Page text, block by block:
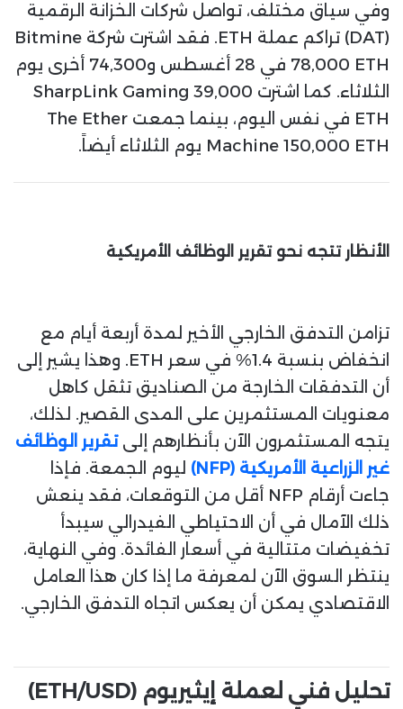
وفي سياق مختلف، تواصل شركات الخزانة الرقمية
(DAT) تراكم عملة ETH. فقد اشترت شركة Bitmine
78,000 ETH في 28 أغسطس و74,300 أخرى يوم
الثلاثاء. كما اشترت SharpLink Gaming 39,000
ETH في نفس اليوم، بينما جمعت The Ether
Machine 150,000 ETH يوم الثلاثاء أيضاً.
الأنظار تتجه نحو تقرير الوظائف الأمريكية
تزامن التدفق الخارجي الأخير لمدة أربعة أيام مع
انخفاض بنسبة 1.4% في سعر ETH. وهذا يشير إلى
أن التدفقات الخارجة من الصناديق تثقل كاهل
معنويات المستثمرين على المدى القصير. لذلك،
يتجه المستثمرون الآن بأنظارهم إلىتقرير الوظائف
غير الزراعية الأمريكية (NFP)
ليوم الجمعة. فإذا
جاءت أرقام NFP أقل من التوقعات، فقد ينعش
ذلك الآمال في أن الاحتياطي الفيدرالي سيبدأ
تخفيضات متتالية في أسعار الفائدة. وفي النهاية،
ينتظر السوق الآن لمعرفة ما إذا كان هذا العامل
الاقتصادي يمكن أن يعكس اتجاه التدفق الخارجي.
تحليل فني لعملة إيثيريوم (ETH/USD)